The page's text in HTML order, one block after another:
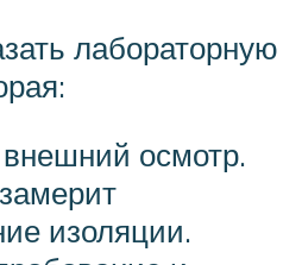
лабораторную
осмотр.
изоляции.